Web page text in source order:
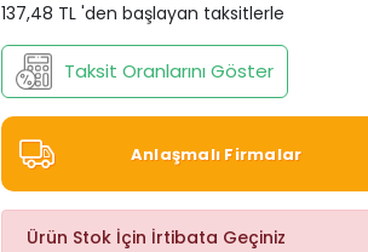
137,48 TL 'den başlayan taksitlerle
Taksit Oranlarını Göster
Anlaşmalı Firmalar
Ürün Stok İçin İrtibata Geçiniz